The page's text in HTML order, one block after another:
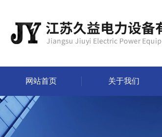
网站首页 关于我们